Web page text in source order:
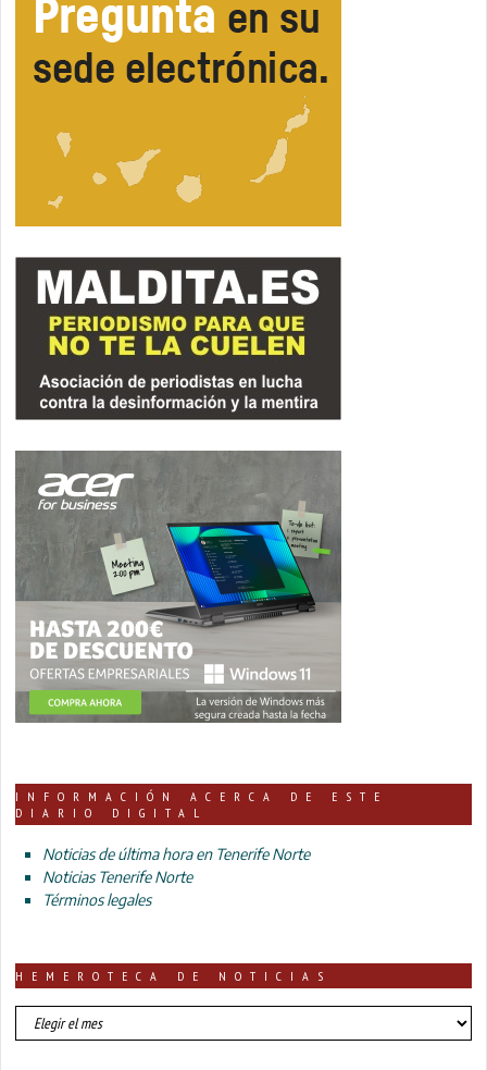
INFORMACIÓN ACERCA DE ESTE
DIARIO DIGITAL
Noticias de última hora en Tenerife Norte
Noticias Tenerife Norte
Términos legales
HEMEROTECA DE NOTICIAS
HEMEROTECA
DE